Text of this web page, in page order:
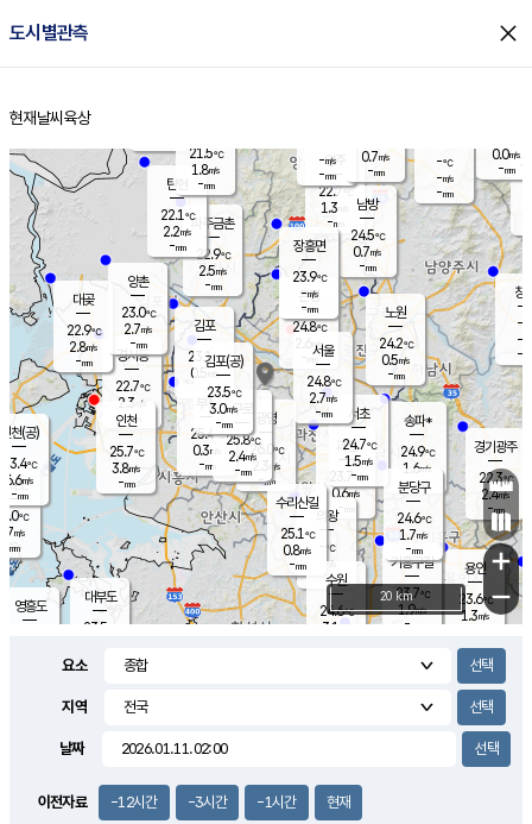
도시별관측 close
홈
현재날씨 육상
의도
℃
m/s
mm
영흥도
양주
22.7℃
1.3
-mm
과천
23.7℃
0.6m/s
- mm
용인
23.6℃
1.3m/s
경기광주
22.3℃
2.4m/s
-mm
1.5m/s
대부도
23.5
경서동
22.7℃
2.3 m/s
-mm
파주금촌
22.9℃
2.5m/s
-mm
-℃
-m/s
-mm
대곶
22.9℃
2.8m/s
-mm
창
-
-m/
-
탄현
22.1℃
2.2m/s
-mm
0.0m/s
-mm
의왕
- ℃
m/s
mm
김포
23.1℃
0.5 m/s
mm
광명
26.0
℃
2.3 m/s
-mm
부천
25.4℃
0.3m/s
-mm
양촌
23.0℃
2.7m/s
-mm
구로
25.8℃
2.4m/s
-mm
은평
24.8℃
2.6 m/s
- mm
노원
24.2℃
0.5m/s
-mm
송파*
24.9℃
1.6m/s
-mm
서초
24.7℃
1.5m/s
-mm
남방
24.5℃
0.7m/s
-mm
기흥구갈
23.7℃
1.9m/s
-
수리산길
25.1℃
0.8m/s
-mm
분당구
24.6℃
1.7m/s
-mm
장흥면
23.9℃
-m/s
-mm
-m/s
-mm
인천(공)
23.4℃
6.6m/s
-mm
김포(공)
23.5℃
3.0m/s
-mm
수원
24.6℃
3.1 m/s
인천
25.7℃
3.8m/s
-mm
서울
24.8℃
2.7m/s
-mm
21.5℃
1.8m/s
-mm
0.7m/s
-mm
+
−
20 km
요소
지역
날짜
이전자료 -12시간 -3시간 -1시간 현재